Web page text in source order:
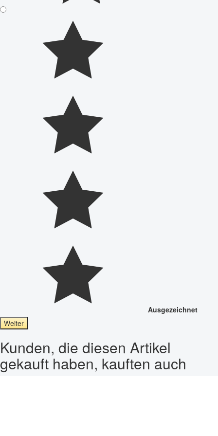
Ausgezeichnet
Weiter
Kunden, die diesen Artikel
gekauft haben, kauften auch